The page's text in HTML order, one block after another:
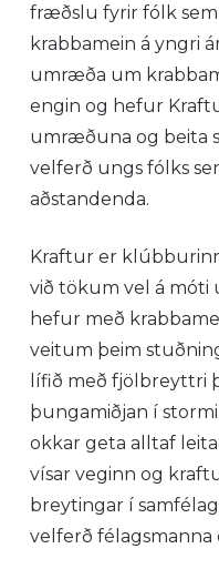
fræðslu fyrir fólk
krabbamein á yngri
umræða um
engin og hefur
umræðuna og beita
velferð ungs fólks
aðstandenda.
Kraftur er
við tökum vel á móti
hefur með
veitum þeim
lífið með fjölbreyttri
þungamiðjan í
okkar geta alltaf
vísar veginn og
breytingar í
velferð félagsmanna